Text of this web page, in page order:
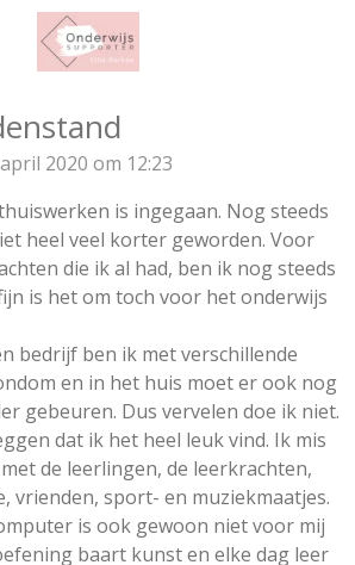
2020 om 12:23
is ingegaan. Nog steeds
heel veel korter geworden. Voor
die ik al had, ben ik nog steeds
is het om toch voor het onderwijs
bedrijf ben ik met verschillende
en in het huis moet er ook nog
gebeuren. Dus vervelen doe ik niet.
dat ik het heel leuk vind. Ik mis
de leerlingen, de leerkrachten,
vrienden, sport- en muziekmaatjes.
is ook gewoon niet voor mij
baart kunst en elke dag leer